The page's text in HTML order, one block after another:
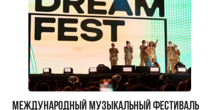
Международный музыкальный фестиваль